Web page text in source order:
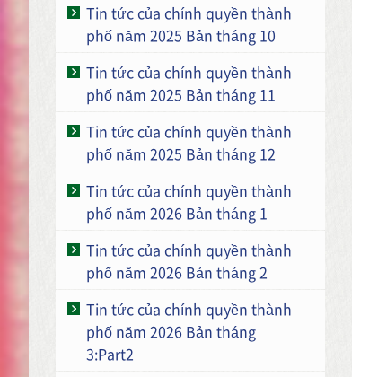
Tin tức của chính quyền thành
phố năm 2025 Bản tháng 10
Tin tức của chính quyền thành
phố năm 2025 Bản tháng 11
Tin tức của chính quyền thành
phố năm 2025 Bản tháng 12
Tin tức của chính quyền thành
phố năm 2026 Bản tháng 1
Tin tức của chính quyền thành
phố năm 2026 Bản tháng 2
Tin tức của chính quyền thành
phố năm 2026 Bản tháng
3:Part2